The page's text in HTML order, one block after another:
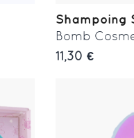
Shampoing
Bomb
11,30 €